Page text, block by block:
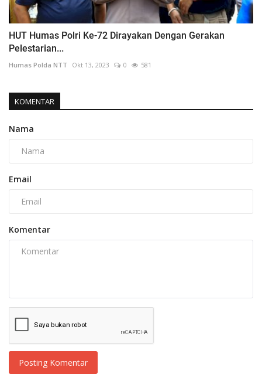
HUT Humas Polri Ke-72 Dirayakan Dengan Gerakan
Pelestarian...
Humas Polda NTT Okt 13, 2023 0 581
KOMENTAR
Nama
Email
Komentar
Posting Komentar